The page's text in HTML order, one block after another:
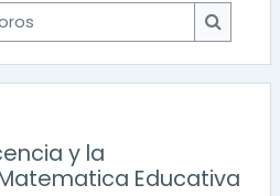
Buscar
y la
Educativa